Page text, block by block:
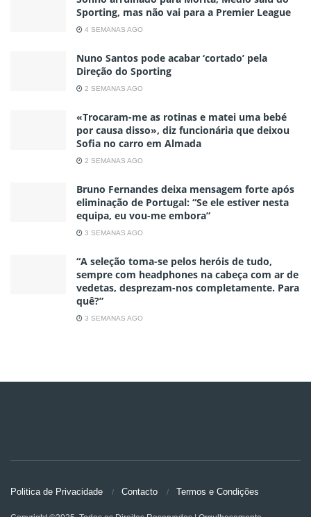
Sporting, mas não vai para a Premier League
4 SEMANAS AGO
Nuno Santos pode acabar ‘cortado’ pela
Direção do Sporting
2 SEMANAS AGO
«Trocaram-me as rotinas e matei uma bebé
por causa disso», diz funcionária que deixou
Sofia no carro em Almada
2 SEMANAS AGO
Bruno Fernandes deixa mensagem forte após
eliminação de Portugal: “Se ele estiver nesta
equipa, eu vou-me embora”
3 SEMANAS AGO
“A seleção toma-se pelos heróis de tudo,
sempre com headphones na cabeça com ar de
vedetas, desprezam-nos completamente. Para
quê?”
3 SEMANAS AGO
Politica de Privacidade Contacto Termos e Condições